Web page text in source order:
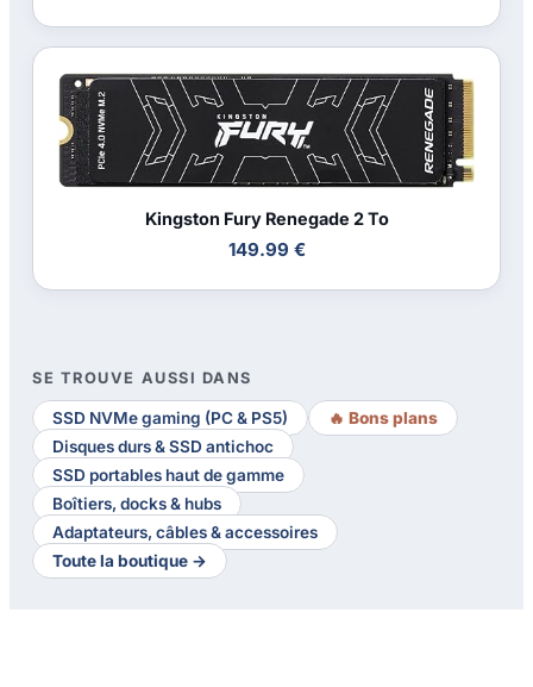
Kingston Fury Renegade 2 To
149.99 €
SE TROUVE AUSSI DANS
SSD NVMe gaming (PC & PS5)
🔥 Bons plans
Disques durs & SSD antichoc
SSD portables haut de gamme
Boîtiers, docks & hubs
Adaptateurs, câbles & accessoires
Toute la boutique →